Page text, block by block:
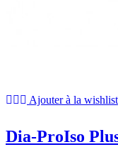
Ajouter à la wishlist
Dia-ProIso